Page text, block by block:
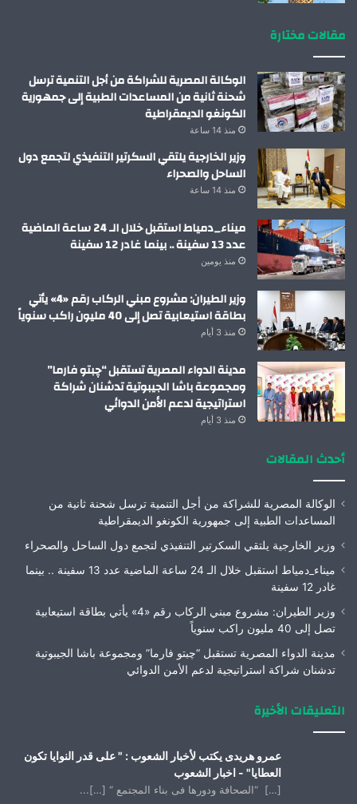
مقالات مختارة
الوكالة المصرية للشراكة من أجل التنمية ترسل
شحنة ثانية من المساعدات الطبية إلى جمهورية
الكونغو الديمقراطية
منذ 14 ساعة
وزير الخارجية يلتقي السكرتير التنفيذي لتجمع دول
الساحل والصحراء
منذ 14 ساعة
ميناء_دمياط استقبل خلال الـ 24 ساعة الماضية
عدد 13 سفينة .. بينما غادر 12 سفينة
منذ يومين
وزير الطيران: مشروع مبني الركاب رقم «4» يأتي
بطاقة استيعابية تصل إلى 40 مليون راكب سنوياً
منذ 3 أيام
مدينة الدواء المصرية تستقبل “چبتو فارما”
ومجموعة باشا الجيبوتية تدشنان شراكة
استراتيجية لدعم الأمن الدوائي
منذ 3 أيام
أحدث المقالات
الوكالة المصرية للشراكة من أجل التنمية ترسل شحنة ثانية من
المساعدات الطبية إلى جمهورية الكونغو الديمقراطية
وزير الخارجية يلتقي السكرتير التنفيذي لتجمع دول الساحل والصحراء
ميناء_دمياط استقبل خلال الـ 24 ساعة الماضية عدد 13 سفينة .. بينما
غادر 12 سفينة
وزير الطيران: مشروع مبني الركاب رقم «4» يأتي بطاقة استيعابية
تصل إلى 40 مليون راكب سنوياً
مدينة الدواء المصرية تستقبل “چبتو فارما” ومجموعة باشا الجيبوتية
تدشنان شراكة استراتيجية لدعم الأمن الدوائي
التعليقات الأخيرة
عمرو هريدى يكتب لأخبار الشعوب : " على قدر النوايا تكون
العطايا" - اخبار الشعوب
[…] “الصحافة ودورها فى بناء المجتمع “ […]...